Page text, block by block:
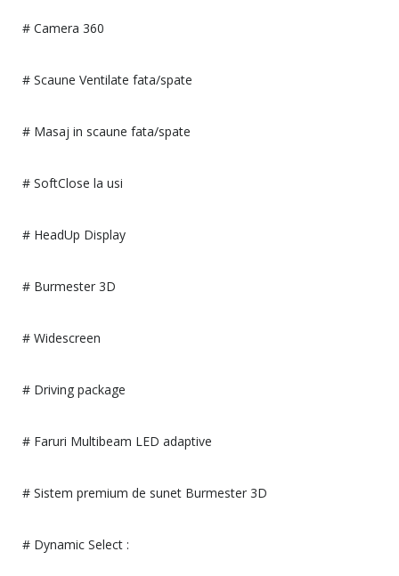
# Camera 360
# Scaune Ventilate fata/spate
# Masaj in scaune fata/spate
# SoftClose la usi
# HeadUp Display
# Burmester 3D
# Widescreen
# Driving package
# Faruri Multibeam LED adaptive
# Sistem premium de sunet Burmester 3D
# Dynamic Select :